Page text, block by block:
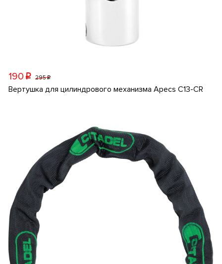
190 p 295p
Вертушка для цилиндрового механизма Apecs C13-CR